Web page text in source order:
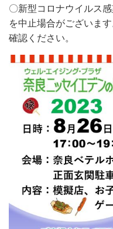
〇新型コロナウイルス
を中止場合がございま
確認ください。